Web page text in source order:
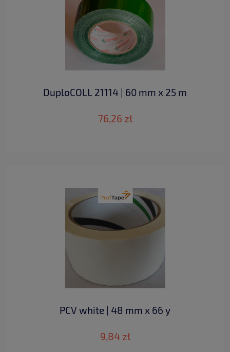
DuploCOLL 21114 | 60 mm x 25 m
76,26 zł
PCV white | 48 mm x 66 y
9,84 zł